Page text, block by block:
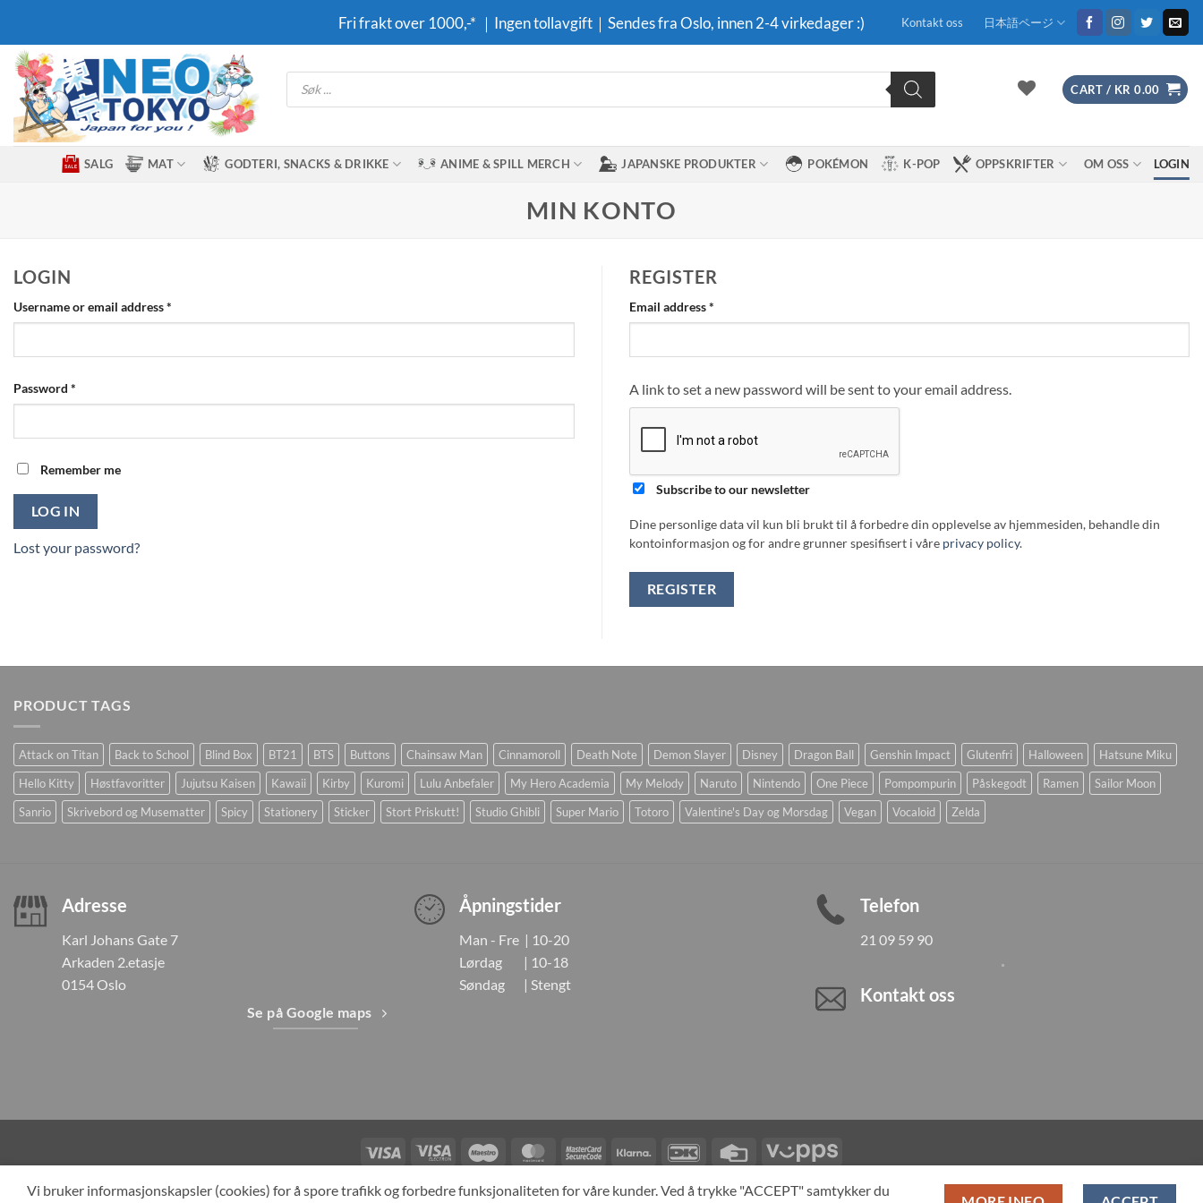
content
Fri frakt over 1000,-* ｜Ingen tollavgift｜Sendes fra Oslo, innen 2-4 virkedager :) Kontakt oss 日本語ページ
Products
search
CART / KR 0.00
SALG MAT GODTERI, SNACKS & DRIKKE ANIME & SPILL MERCH JAPANSKE PRODUKTER POKÉMON K-POP OPPSKRIFTER OM OSS LOGIN
MIN KONTO
LOGIN
Username or email address*
Password *
Remember me
LOG IN
Lost your password?
REGISTER
Email address*
A link to set a new password will be sent to your email address.
Subscribe to our newsletter
Dine personlige data vil kun bli brukt til å forbedre din opplevelse av hjemmesiden, behandle din
kontoinformasjon og for andre grunner spesifisert i våre privacy policy.
REGISTER
PRODUCT TAGS
Attack on Titan Back to School Blind Box BT21 BTS Buttons Chainsaw Man Cinnamoroll Death Note Demon Slayer Disney Dragon Ball Genshin Impact Glutenfri Halloween
Hatsune Miku
Hello Kitty
Høstfavoritter Jujutsu Kaisen Kawaii Kirby Kuromi Lulu Anbefaler My Hero Academia My Melody Naruto Nintendo One Piece Pompompurin Påskegodt Ramen
Sailor Moon
Sanrio
Skrivebord og Musematter Spicy Stationery Sticker Stort Priskutt! Studio Ghibli Super Mario Totoro Valentine's Day og Morsdag Vegan Vocaloid Zelda
Adresse
Karl Johans Gate 7
Arkaden 2.etasje
0154 Oslo
Se på Google maps
Åpningstider
Man - Fre | 10-20
Lørdag | 10-18
Søndag | Stengt
Telefon
21 09 59 90
Kontakt oss
Visa
Visa
Electron
Maestro MasterCardMasterCard
2
Klarna DanKort
Credit
Card
Vipps
TILBAKEKALLINGER KONTAKT OSS OM OSS SPESIALBESTILLING MIN KONTO ALL PRODUCTS
Vi bruker informasjonskapsler (cookies) for å spore trafikk og forbedre funksjonaliteten for våre kunder. Ved å trykke "ACCEPT" samtykker du